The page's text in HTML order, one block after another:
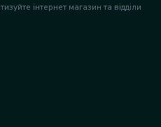
інтернет магазин та відділи